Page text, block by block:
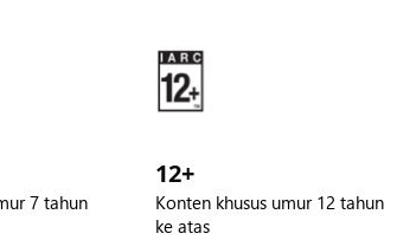
7 tahun
12+
Konten khusus umur 12 tahun
ke atas